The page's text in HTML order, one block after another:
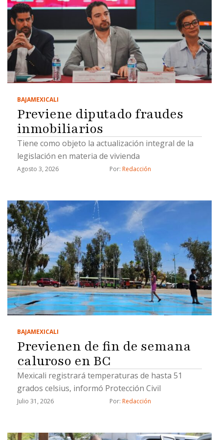
BAJAMEXICALI
Previene diputado fraudes
inmobiliarios
Tiene como objeto la actualización integral de la
legislación en materia de vivienda
Agosto 3, 2026 Por: Redacción
BAJAMEXICALI
Previenen de fin de semana
caluroso en BC
Mexicali registrará temperaturas de hasta 51
grados celsius, informó Protección Civil
Julio 31, 2026 Por: Redacción